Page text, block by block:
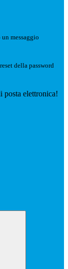
messaggio
della password
posta elettronica!